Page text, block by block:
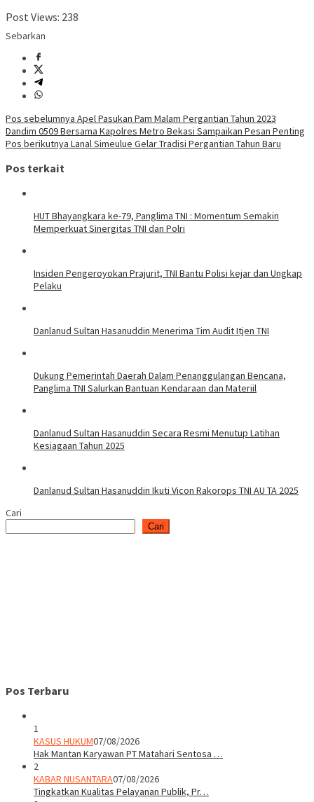
Post Views: 238
Sebarkan
Navigasi
pos
Pos sebelumnya Apel Pasukan Pam Malam Pergantian Tahun 2023
Dandim 0509 Bersama Kapolres Metro Bekasi Sampaikan Pesan Penting
Pos berikutnya Lanal Simeulue Gelar Tradisi Pergantian Tahun Baru
Pos terkait
HUT Bhayangkara ke-79, Panglima TNI : Momentum Semakin
Memperkuat Sinergitas TNI dan Polri
Insiden Pengeroyokan Prajurit, TNI Bantu Polisi kejar dan Ungkap
Pelaku
Danlanud Sultan Hasanuddin Menerima Tim Audit Itjen TNI
Dukung Pemerintah Daerah Dalam Penanggulangan Bencana,
Panglima TNI Salurkan Bantuan Kendaraan dan Materiil
Danlanud Sultan Hasanuddin Secara Resmi Menutup Latihan
Kesiagaan Tahun 2025
Danlanud Sultan Hasanuddin Ikuti Vicon Rakorops TNI AU TA 2025
Cari
Cari
Pos Terbaru
1
KASUS HUKUM07/08/2026
Hak Mantan Karyawan PT Matahari Sentosa …
2
KABAR NUSANTARA07/08/2026
Tingkatkan Kualitas Pelayanan Publik, Pr…